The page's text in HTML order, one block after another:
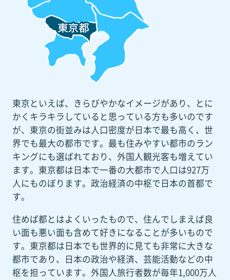
東京といえば、きらびやかなイメージがあり、とに
かくキラキラしていると思っている方も多いのです
が、東京の街並みは人口密度が日本で最も高く、世
界でも最大の都市です。最も住みやすい都市のラン
キングにも選ばれており、外国人観光客も増えてい
ます。東京都は日本で一番の大都市で人口は927万
人にものぼります。政治経済の中枢で日本の首都で
す。
住めば都とはよくいったもので、住んでしまえば良
い面も悪い面も含めて好きになることが多いもので
す。東京都は日本でも世界的に見ても非常に大きな
都市であり、日本の政治や経済、芸能活動などの中
枢を担っています。外国人旅行者数が毎年1,000万人